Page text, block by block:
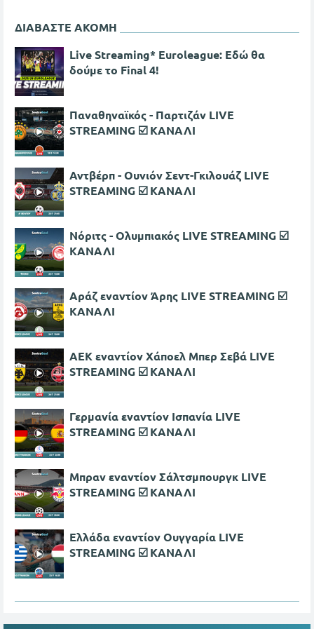
ΔΙΑΒΑΣΤΕ ΑΚΟΜΗ
Live Streaming* Euroleague: Εδώ θα
δούμε το Final 4!
Παναθηναϊκός - Παρτιζάν LIVE
STREAMING ☑️ ΚΑΝΑΛΙ
Αντβέρπ - Ουνιόν Σεντ-Γκιλουάζ LIVE
STREAMING ☑️ ΚΑΝΑΛΙ
Νόριτς - Ολυμπιακός LIVE STREAMING ☑️
ΚΑΝΑΛΙ
Αράζ εναντίον Άρης LIVE STREAMING ☑️
ΚΑΝΑΛΙ
ΑΕΚ εναντίον Χάποελ Μπερ Σεβά LIVE
STREAMING ☑️ ΚΑΝΑΛΙ
Γερμανία εναντίον Ισπανία LIVE
STREAMING ☑️ ΚΑΝΑΛΙ
Μπραν εναντίον Σάλτσμπουργκ LIVE
STREAMING ☑️ ΚΑΝΑΛΙ
Ελλάδα εναντίον Ουγγαρία LIVE
STREAMING ☑️ ΚΑΝΑΛΙ